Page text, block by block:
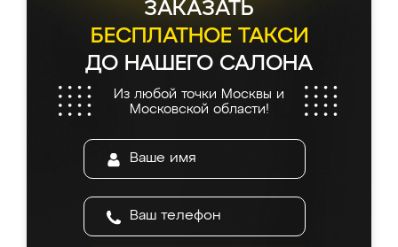
ЗАКАЗАТЬ
БЕСПЛАТНОЕ ТАКСИ
ДО НАШЕГО САЛОНА
Из любой точки Москвы и
Московской области!